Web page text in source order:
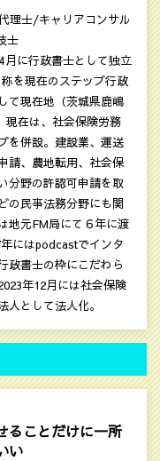
理士/キャリアコンサル
士
月に行政書士として独立
を現在のステップ行政
て現在地（茨城県鹿嶋
現在は、社会保険労務
を併設。建設業、運送
請、農地転用、社会保
分野の許認可申請を取
の民亊法務分野にも関
地元FM局にて６年に渡
にはpodcastでインタ
政書士の枠にこだわら
年12月には社会保険
として法人化。
ることだけに一所
い